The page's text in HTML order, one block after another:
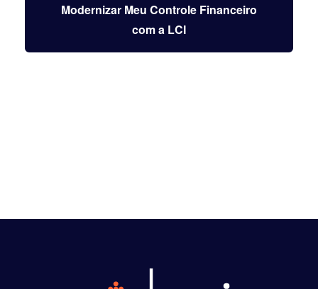
Modernizar Meu Controle Financeiro
com a LCI